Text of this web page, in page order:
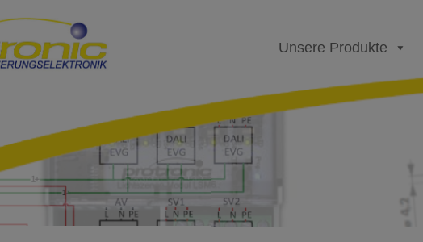
Unsere Produkte